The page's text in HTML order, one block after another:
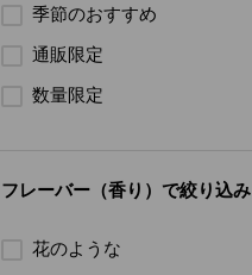
季節のおすすめ
通販限定
数量限定
フレーバー（香り）で絞り込み
花のような